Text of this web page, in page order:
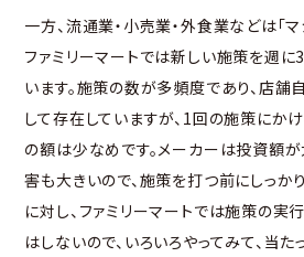
一方、流通業・小売業・外食業などは「
ファミリーマートでは新しい施策を週に
います。施策の数が多頻度であり、店舗
して存在していますが、1回の施策にか
の額は少なめです。メーカーは投資額
害も大きいので、施策を打つ前にしっか
に対し、ファミリーマートでは施策の実
はしないので、いろいろやってみて、当